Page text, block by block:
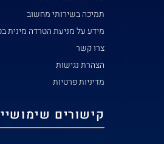
תמיכה בשירותי מחשוב
מידע על מניעת הטרדה מינית בטכניון
צרו קשר
הצהרת נגישות
מדיניות פרטיות
קישורים שימושיים